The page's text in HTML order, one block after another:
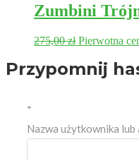
Zumbini
275,00zł Pierwotna
Przypomnij
*
Nazwa użytkownika lub